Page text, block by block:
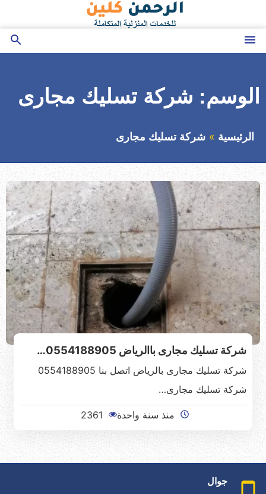
إلى
القائمة
بحث
الوسم: شركة تسليك مجارى
الرئيسية شركة تسليك مجارى
شركة تسليك مجارى باالرياض 0554188905…
شركة تسليك مجارى بالرياض اتصل بنا 0554188905
شركة تسليك مجارى…
منذ سنة واحدة 2361
جوال